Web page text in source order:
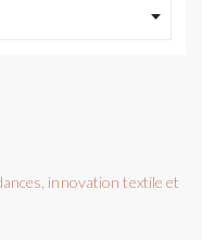
innovation textile et